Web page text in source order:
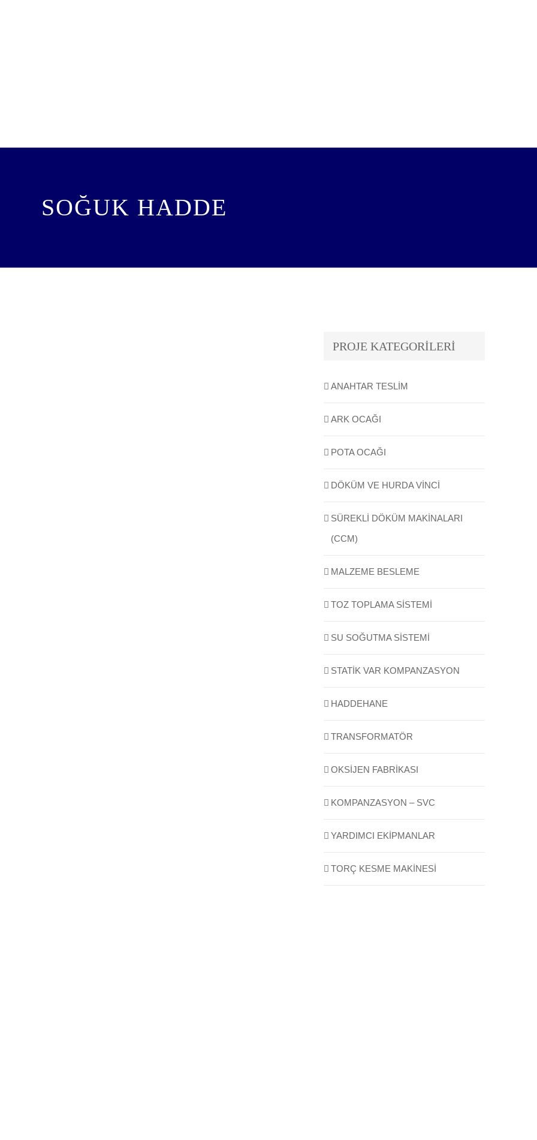
SOĞUK HADDE
PROJE KATEGORİLERİ
ANAHTAR TESLIM
ARK OCAĞI
POTA OCAĞI
DÖKÜM VE HURDA VINCI
SÜREKLI DÖKÜM MAKINALARI
(CCM)
MALZEME BESLEME
TOZ TOPLAMA SISTEMI
SU SOĞUTMA SISTEMI
STATIK VAR KOMPANZASYON
HADDEHANE
TRANSFORMATÖR
OKSİJEN FABRİKASI
KOMPANZASYON – SVC
YARDIMCI EKIPMANLAR
TORÇ KESME MAKINESI